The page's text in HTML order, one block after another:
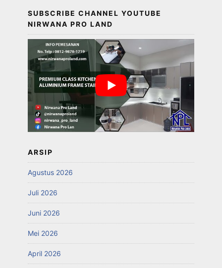
SUBSCRIBE CHANNEL YOUTUBE
NIRWANA PRO LAND
ARSIP
Agustus 2026
Juli 2026
Juni 2026
Mei 2026
April 2026